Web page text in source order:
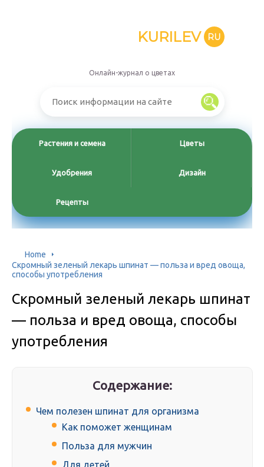
KURILEV RU
Онлайн-журнал о цветах
Растения и семена Цветы
Удобрения Дизайн
Рецепты
Home
Скромный зеленый лекарь шпинат — польза и вред овоща,
способы употребления
Скромный зеленый лекарь шпинат
— польза и вред овоща, способы
употребления
Содержание:
Чем полезен шпинат для организма
Как поможет женщинам
Польза для мужчин